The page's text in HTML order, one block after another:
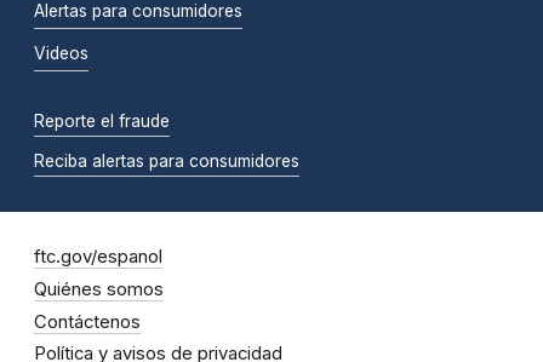
Alertas para consumidores
Videos
Reporte el fraude
Reciba alertas para consumidores
ftc.gov/espanol
Quiénes somos
Contáctenos
Política y avisos de privacidad